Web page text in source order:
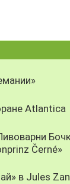
Atlantica
Černé»
в Jules